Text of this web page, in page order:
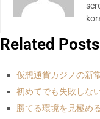
Related
仮想通貨カジノの新
初めてでも失敗しな
勝てる環境を見極め